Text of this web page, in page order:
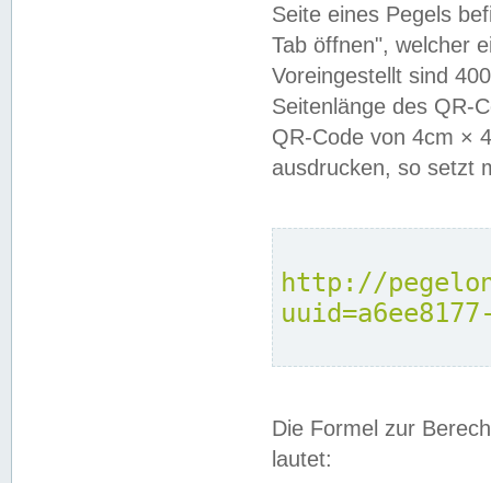
Seite eines Pegels
Tab öffnen", welcher
Voreingestellt sind
Seitenlänge des QR-
QR-Code von 4cm ×
ausdrucken, so setzt
http://
Die Formel zur
lautet: